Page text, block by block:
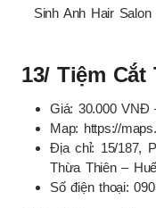
Sinh Anh Hair
13/ Tiệm Cắt
Giá: 30.000 VNĐ
Map: https://
Địa chỉ: 15/187,
Thừa Thiên – Huế
Số điện thoại: